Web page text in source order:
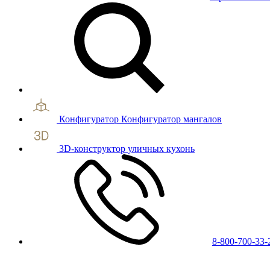
Конфигуратор Конфигуратор мангалов
3D-конструктор уличных кухонь
8-800-700-33-